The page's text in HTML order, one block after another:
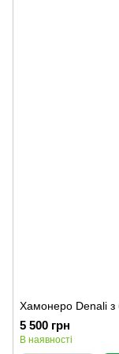
Хамонеро Denali з
5 500 грн
В наявності